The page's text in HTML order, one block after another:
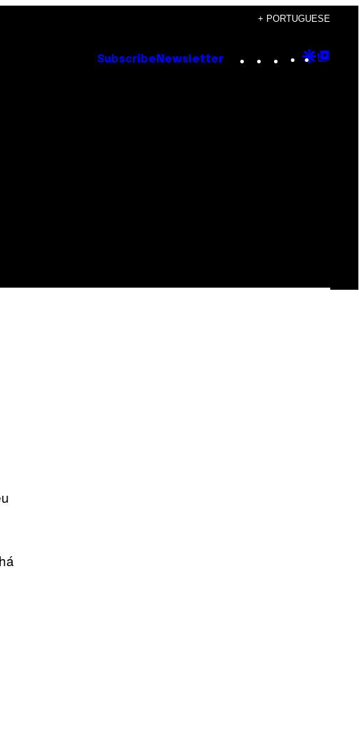
+ PORTUGUESE
Subscribe Newsletter Instagram
TikTok
YouTube
Google